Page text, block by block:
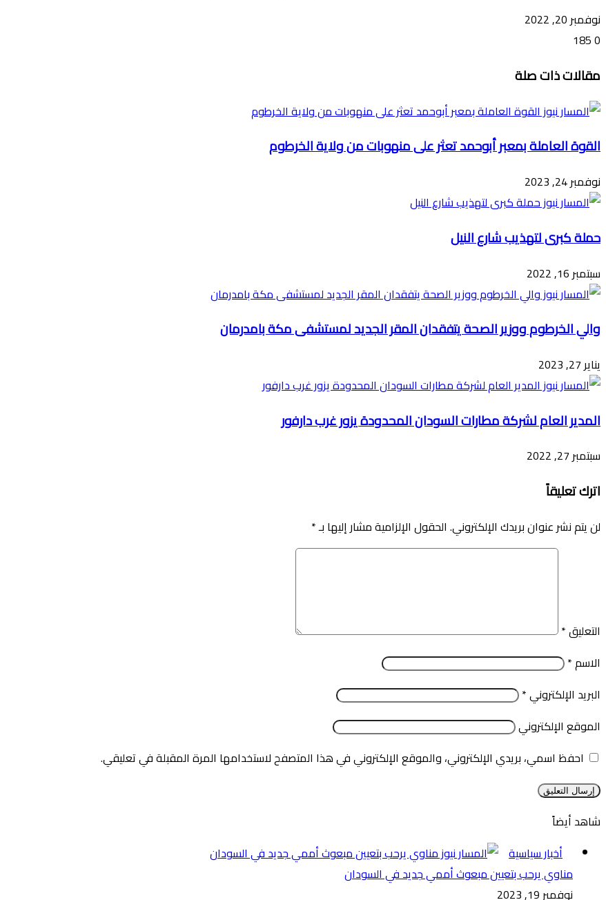
نوفمبر 20, 2022
0
عبر
البريد
مقالات ذات صلة
القوة العاملة بمعبر أبوحمد تعثر على منهوبات من ولاية الخرطوم
نوفمبر 24, 2023
حملة كبرى لتهذيب شارع النيل
سبتمبر 16, 2022
والي الخرطوم ووزير الصحة يتفقدان المقر الجديد لمستشفى مكة بامدرمان
يناير 27, 2023
المدير العام لشركة مطارات السودان المحدودة يزور غرب دارفور
سبتمبر 27, 2022
اترك تعليقاً
لن يتم نشر عنوان بريدك الإلكتروني. الحقول الإلزامية مشار إليها بـ*
التعليق*
الاسم*
البريد الإلكتروني*
الموقع الإلكتروني
احفظ اسمي، بريدي الإلكتروني، والموقع الإلكتروني في هذا المتصفح لاستخدامها المرة المقبلة في تعليقي.
شاهد أيضاً
أخبار سياسية
مناوي يرحب بتعيين مبعوث أممي جديد في السودان
نوفمبر 19, 2023